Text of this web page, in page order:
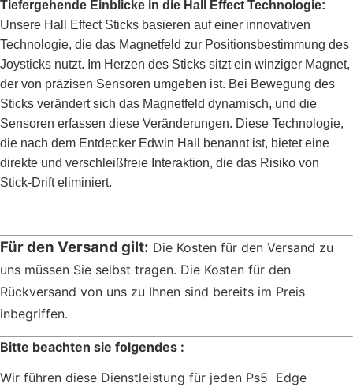
Tiefergehende Einblicke in die Hall Effect Technologie:
Unsere Hall Effect Sticks basieren auf einer innovativen
Technologie, die das Magnetfeld zur Positionsbestimmung des
Joysticks nutzt. Im Herzen des Sticks sitzt ein winziger Magnet,
der von präzisen Sensoren umgeben ist. Bei Bewegung des
Sticks verändert sich das Magnetfeld dynamisch, und die
Sensoren erfassen diese Veränderungen. Diese Technologie,
die nach dem Entdecker Edwin Hall benannt ist, bietet eine
direkte und verschleißfreie Interaktion, die das Risiko von
Stick-Drift eliminiert.
Für den Versand gilt: Die Kosten für den Versand zu
uns müssen Sie selbst tragen. Die Kosten für den
Rückversand von uns zu Ihnen sind bereits im Preis
inbegriffen.
Bitte beachten sie folgendes :
Wir führen diese Dienstleistung für jeden Ps5 Edge